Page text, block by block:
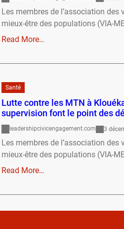
Les membres de l’association
mieux-être des populations (VIA-
Read More…
Santé
Lutte contre les MTN à
supervision font le point des
leadershipcivicengagement.com 3
Les membres de l’association
mieux-être des populations (VIA-
Read More…